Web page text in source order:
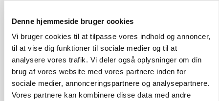
Denne hjemmeside bruger cookies
Vi bruger cookies til at tilpasse vores indhold og annoncer,
til at vise dig funktioner til sociale medier og til at
analysere vores trafik. Vi deler også oplysninger om din
brug af vores website med vores partnere inden for
sociale medier, annonceringspartnere og analysepartnere.
Vores partnere kan kombinere disse data med andre